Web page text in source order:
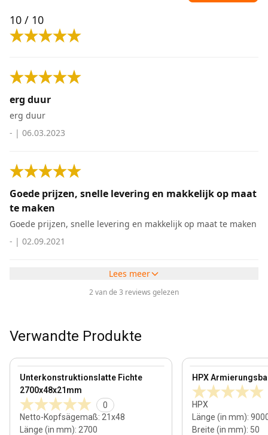
10 / 10
erg duur
erg duur
- | 06.03.2023
Goede prijzen, snelle levering en makkelijk op maat
te maken
Goede prijzen, snelle levering en makkelijk op maat te maken
- | 02.09.2021
Lees meer
2 van de 3 reviews gelezen
Verwandte Produkte
Unterkonstruktionslatte Fichte
2700x48x21mm
0
Netto-Kopfsägemaß: 21x48
Länge (in mm): 2700
View product HPX
HPX
Länge (in mm):
Breite (in mm): 50
View product